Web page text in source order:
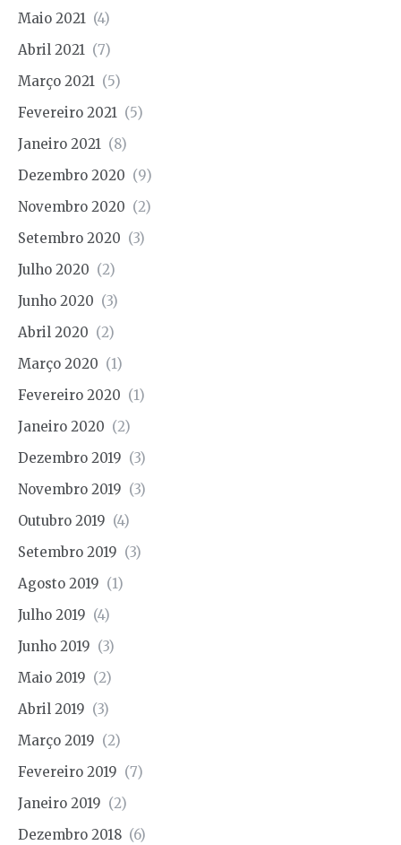
Maio 2021 (4)
Abril 2021 (7)
Março 2021 (5)
Fevereiro 2021 (5)
Janeiro 2021 (8)
Dezembro 2020 (9)
Novembro 2020 (2)
Setembro 2020 (3)
Julho 2020 (2)
Junho 2020 (3)
Abril 2020 (2)
Março 2020 (1)
Fevereiro 2020 (1)
Janeiro 2020 (2)
Dezembro 2019 (3)
Novembro 2019 (3)
Outubro 2019 (4)
Setembro 2019 (3)
Agosto 2019 (1)
Julho 2019 (4)
Junho 2019 (3)
Maio 2019 (2)
Abril 2019 (3)
Março 2019 (2)
Fevereiro 2019 (7)
Janeiro 2019 (2)
Dezembro 2018 (6)